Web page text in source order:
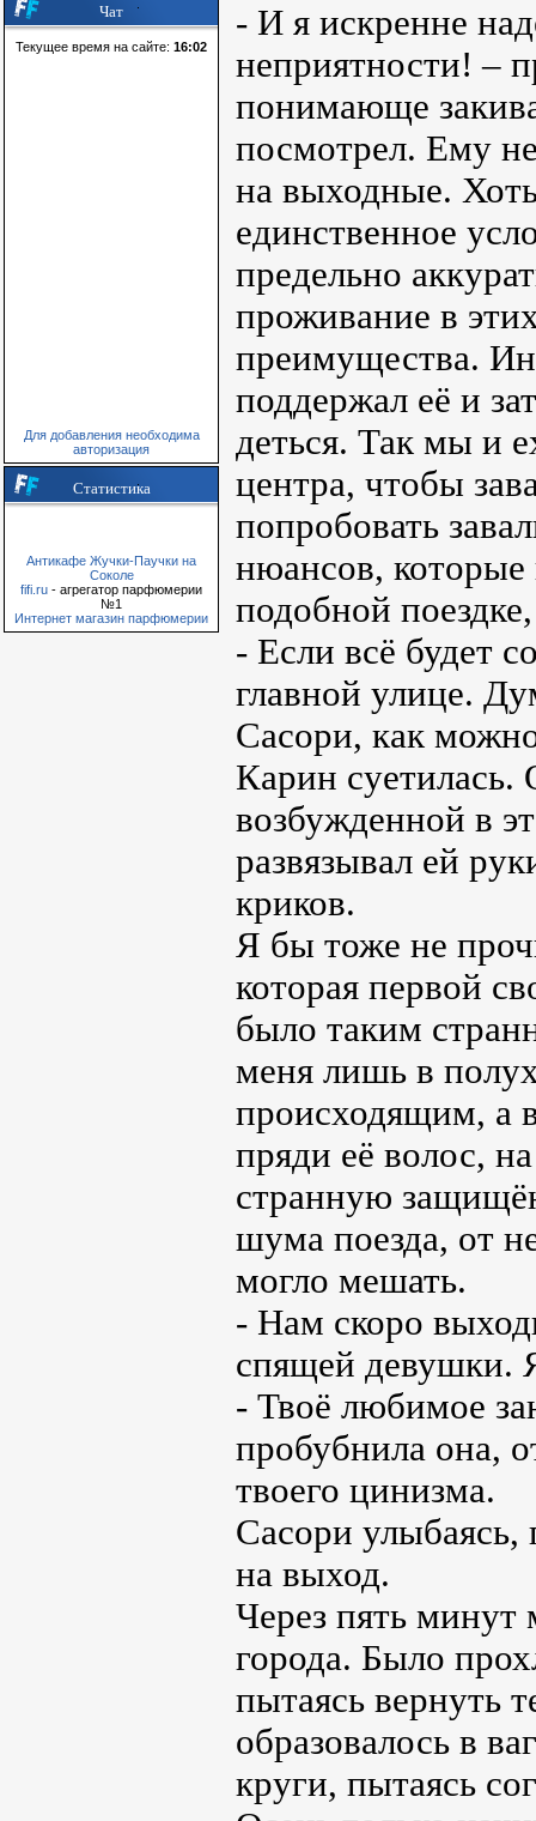
Чат
Текущее время на сайте: 16:02
Для добавления необходима
авторизация
Статистика
Антикафе Жучки-Паучки на
Соколе
fifi.ru - агрегатор парфюмерии
№1
Интернет магазин парфюмерии
- И я искренне
неприятности! –
понимающе
посмотрел. Ему не
на выходные.
единственное
предельно
проживание в
преимущества.
поддержал её и
деться. Так мы и
центра, чтобы
попробовать
нюансов,
подобной
- Если всё будет
главной улице.
Сасори, как
Карин
возбужденной в
развязывал ей
криков.
Я бы тоже не
которая первой
было таким
меня лишь в
происходящим, а
пряди её волос,
странную
шума поезда, от
могло мешать.
- Нам скоро
спящей девушки.
- Твоё любимое
пробубнила она,
твоего цинизма.
Сасори улыбаясь,
на выход.
Через пять
города. Было
пытаясь вернуть
образовалось в
круги, пытаясь